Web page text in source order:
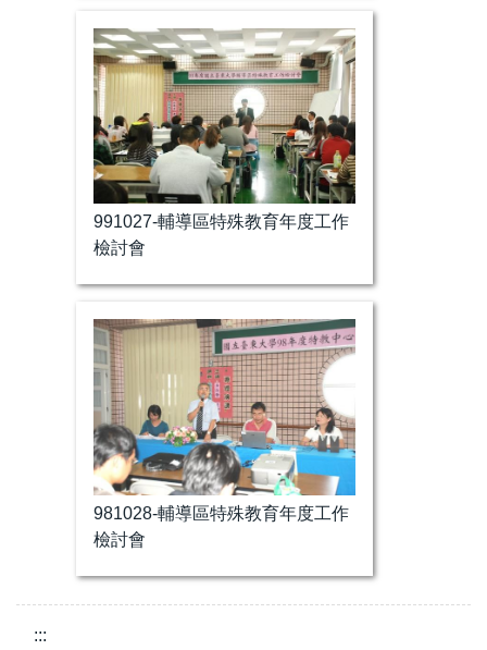
991027-輔導區特殊教育年度工作
檢討會
981028-輔導區特殊教育年度工作
檢討會
:::